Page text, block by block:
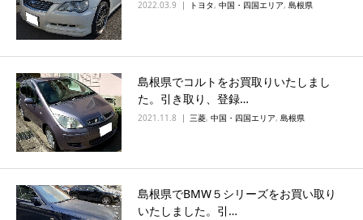
2022.03.9 トヨタ, 中国・四国エリア, 島根県
島根県でコルトをお買取りいたしまし
た。引き取り、登録…
2021.11.8 三菱, 中国・四国エリア, 島根県
島根県でBMW５シリーズをお買い取り
いたしました。引…